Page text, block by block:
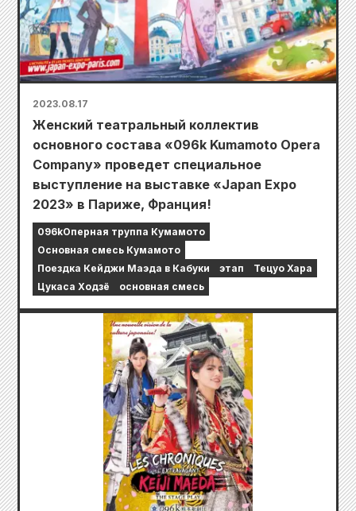
2023.08.17
Женский театральный коллектив
основного состава «096k Kumamoto Opera
Company» проведет специальное
выступление на выставке «Japan Expo
2023» в Париже, Франция!
096kОперная труппа Кумамото
Основная смесь Кумамото
Поездка Кейджи Маэда в Кабуки
этап
Тецуо Хара
Цукаса Ходзё
основная смесь